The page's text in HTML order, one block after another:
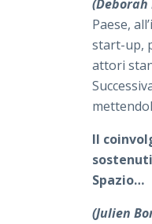
Paese,
start-up,
attori
Il
Spazio…
(Julien